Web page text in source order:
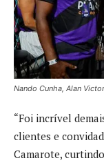
Nando Cunha, Alan
“Foi incrível
clientes e
Camarote,